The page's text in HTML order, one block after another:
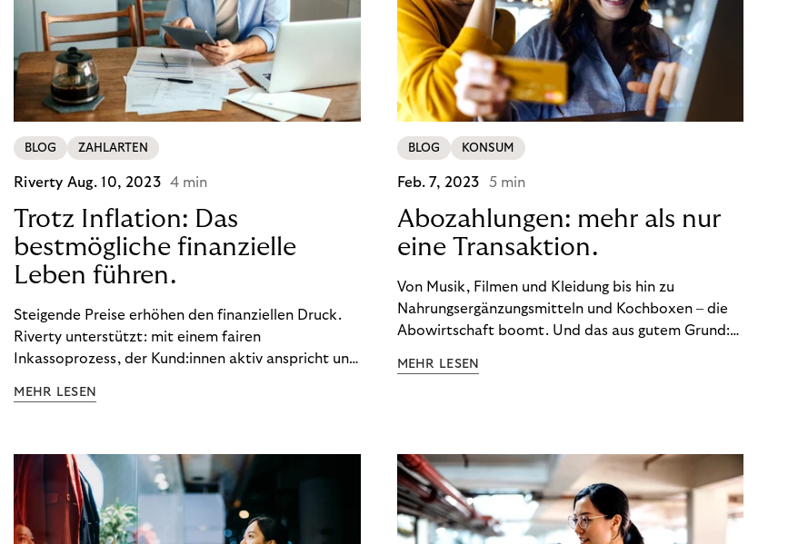
BLOG ZAHLARTEN
Riverty Aug. 10, 2023 4 min
Trotz Inflation: Das
bestmögliche finanzielle
Leben führen.
Steigende Preise erhöhen den finanziellen Druck.
Riverty unterstützt: mit einem fairen
Inkassoprozess, der Kund:innen aktiv anspricht und
Finanzbildung ermöglicht. So bleiben Menschen
Unternehmen.
MEHR LESEN
BLOG KONSUM
Feb. 7, 2023 5 min
Abozahlungen: mehr als nur
eine Transaktion.
Von Musik, Filmen und Kleidung bis hin zu
Nahrungsergänzungsmitteln und Kochboxen – die
Abowirtschaft boomt. Und das aus gutem Grund:
wünschen. Sie ermöglichen es uns, Produkte und
entdeckt. Und das neue Geschäftsmodell rentiert
sich. Doch was genau können Sie tun, um
Abozahlungen für Ihren Erfolg zu nutzen?
MEHR LESEN